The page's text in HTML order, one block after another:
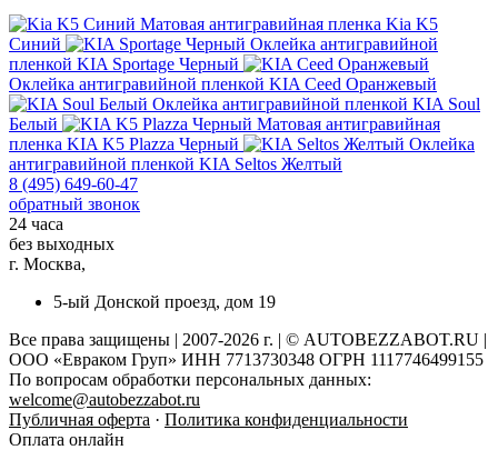
Матовая антигравийная пленка Kia K5
Синий
Оклейка антигравийной
пленкой KIA Sportage Черный
Оклейка антигравийной пленкой KIA Ceed Оранжевый
Оклейка антигравийной пленкой KIA Soul
Белый
Матовая антигравийная
пленка KIA K5 Plazza Черный
Оклейка
антигравийной пленкой KIA Seltos Желтый
8 (495) 649-60-47
обратный звонок
24 часа
без выходных
г. Москва,
5-ый Донской проезд, дом 19
Все права защищены | 2007-2026 г. | © AUTOBEZZABOT.RU |
ООО «Евраком Груп» ИНН 7713730348 ОГРН 1117746499155
По вопросам обработки персональных данных:
welcome@autobezzabot.ru
Публичная оферта · Политика конфиденциальности
Оплата онлайн